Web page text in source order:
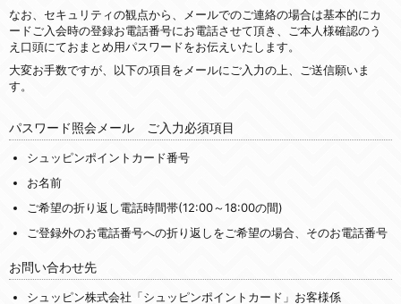
なお、セキュリティの観点から、メールでのご連絡の場合は基本的にカ
ードご入会時の登録お電話番号にお電話させて頂き、ご本人様確認のう
え口頭にておまとめ用パスワードをお伝えいたします。
大変お手数ですが、以下の項目をメールにご入力の上、ご送信願いま
す。
パスワード照会メール ご入力必須項目
シュッピンポイントカード番号
お名前
ご希望の折り返し電話時間帯(12:00～18:00の間)
ご登録外のお電話番号への折り返しをご希望の場合、そのお電話番号
お問い合わせ先
シュッピン株式会社「シュッピンポイントカード」お客様係